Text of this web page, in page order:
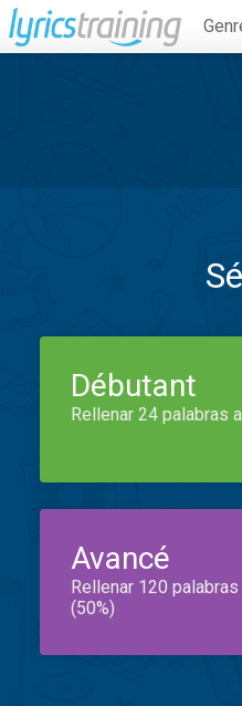
Débutant
Rellenar 24 palabras
Avancé
Rellenar 120
(50%)